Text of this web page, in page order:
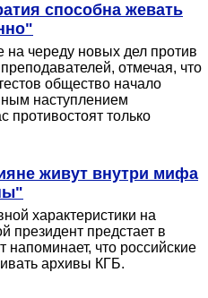
способна жевать
череду новых дел против
отмечая, что
общество начало
наступлением
противостоят только
живут внутри мифа
характеристики на
президент предстает в
что российские
архивы КГБ.